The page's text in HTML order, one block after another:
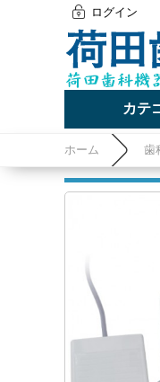
ログイン
カテ
ホーム 歯